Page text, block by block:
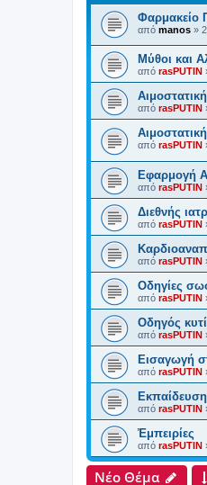
Φαρμακείο
από manos »
Μύθοι και
από rasPUTIN
από rasPUTIN
από rasPUTIN
Εφαρμογή
από rasPUTIN
Διεθνής
από rasPUTIN
από rasPUTIN
Οδηγίες
από rasPUTIN
Οδηγός
από rasPUTIN
Εισαγωγή
από rasPUTIN
από rasPUTIN
Ἐμπειρίες
από rasPUTIN
Νέο Θέμα